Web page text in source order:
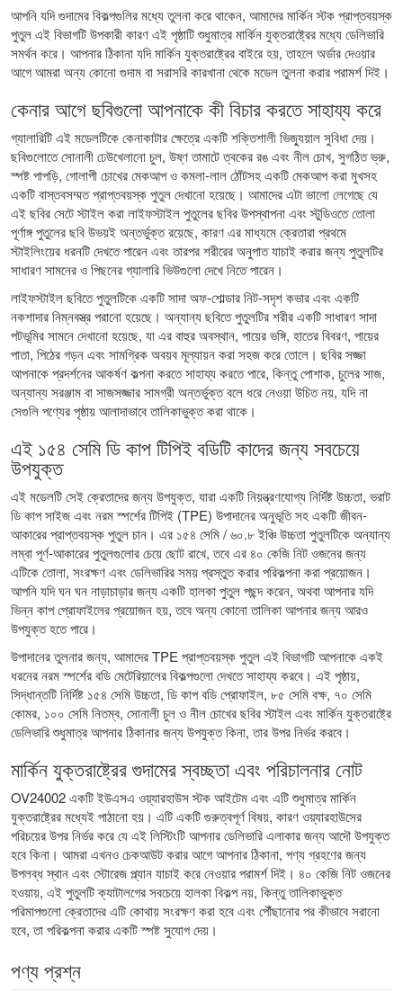
আপনি যদি গুদামের বিকল্পগুলির মধ্যে তুলনা করে থাকেন, আমাদেরমার্কিন স্টক প্রাপ্তবয়স্ক
পুতুলএই বিভাগটি উপকারী কারণ এই পৃষ্ঠাটি শুধুমাত্র মার্কিন যুক্তরাষ্ট্রের মধ্যে ডেলিভারি
সমর্থন করে। আপনার ঠিকানা যদি মার্কিন যুক্তরাষ্ট্রের বাইরে হয়, তাহলে অর্ডার দেওয়ার
আগে আমরা অন্য কোনো গুদাম বা সরাসরি কারখানা থেকে মডেল তুলনা করার পরামর্শ দিই।
কেনার আগে ছবিগুলো আপনাকে কী বিচার করতে সাহায্য করে
গ্যালারিটি এই মডেলটিকে কেনাকাটার ক্ষেত্রে একটি শক্তিশালী ভিজ্যুয়াল সুবিধা দেয়।
ছবিগুলোতে সোনালী ঢেউখেলানো চুল, উষ্ণ তামাটে ত্বকের রঙ এবং নীল চোখ, সুগঠিত ভ্রু,
স্পষ্ট পাপড়ি, গোলাপী চোখের মেকআপ ও কমলা-লাল ঠোঁটসহ একটি মেকআপ করা মুখসহ
একটি বাস্তবসম্মত প্রাপ্তবয়স্ক পুতুল দেখানো হয়েছে। আমাদের এটা ভালো লেগেছে যে
এই ছবির সেটে স্টাইল করা লাইফস্টাইল পুতুলের ছবির উপস্থাপনা এবং স্টুডিওতে তোলা
পূর্ণাঙ্গ পুতুলের ছবি উভয়ই অন্তর্ভুক্ত রয়েছে, কারণ এর মাধ্যমে ক্রেতারা প্রথমে
স্টাইলিংয়ের ধরনটি দেখতে পারেন এবং তারপর শরীরের অনুপাত যাচাই করার জন্য পুতুলটির
সাধারণ সামনের ও পিছনের গ্যালারি ভিউগুলো দেখে নিতে পারেন।
লাইফস্টাইল ছবিতে পুতুলটিকে একটি সাদা অফ-শোল্ডার নিট-সদৃশ কভার এবং একটি
নকশাদার নিম্নবস্ত্র পরানো হয়েছে। অন্যান্য ছবিতে পুতুলটির শরীর একটি সাধারণ সাদা
পটভূমির সামনে দেখানো হয়েছে, যা এর বাহুর অবস্থান, পায়ের ভঙ্গি, হাতের বিবরণ, পায়ের
পাতা, পিঠের গড়ন এবং সামগ্রিক অবয়ব মূল্যায়ন করা সহজ করে তোলে। ছবির সজ্জা
আপনাকে প্রদর্শনের আকর্ষণ কল্পনা করতে সাহায্য করতে পারে, কিন্তু পোশাক, চুলের সাজ,
অন্যান্য সরঞ্জাম বা সাজসজ্জার সামগ্রী অন্তর্ভুক্ত বলে ধরে নেওয়া উচিত নয়, যদি না
সেগুলি পণ্যের পৃষ্ঠায় আলাদাভাবে তালিকাভুক্ত করা থাকে।
এই ১৫৪ সেমি ডি কাপ টিপিই বডিটি কাদের জন্য সবচেয়ে
উপযুক্ত
এই মডেলটি সেই ক্রেতাদের জন্য উপযুক্ত, যারা একটি নিয়ন্ত্রণযোগ্য নির্দিষ্ট উচ্চতা, ভরাট
ডি কাপ সাইজ এবং নরম স্পর্শের টিপিই (TPE) উপাদানের অনুভূতি সহ একটি জীবন-
আকারের প্রাপ্তবয়স্ক পুতুল চান। এর ১৫৪ সেমি / ৬০.৮ ইঞ্চি উচ্চতা পুতুলটিকে অন্যান্য
লম্বা পূর্ণ-আকারের পুতুলগুলোর চেয়ে ছোট রাখে, তবে এর ৪০ কেজি নিট ওজনের জন্য
এটিকে তোলা, সংরক্ষণ এবং ডেলিভারির সময় প্রস্তুত করার পরিকল্পনা করা প্রয়োজন।
আপনি যদি ঘন ঘন নাড়াচাড়ার জন্য একটি হালকা পুতুল পছন্দ করেন, অথবা আপনার যদি
ভিন্ন কাপ প্রোফাইলের প্রয়োজন হয়, তবে অন্য কোনো তালিকা আপনার জন্য আরও
উপযুক্ত হতে পারে।
উপাদানের তুলনার জন্য, আমাদেরTPE প্রাপ্তবয়স্ক পুতুলএই বিভাগটি আপনাকে একই
ধরনের নরম স্পর্শের বডি মেটেরিয়ালের বিকল্পগুলো দেখতে সাহায্য করবে। এই পৃষ্ঠায়,
সিদ্ধান্তটি নির্দিষ্ট ১৫৪ সেমি উচ্চতা, ডি কাপ বডি প্রোফাইল, ৮৫ সেমি বক্ষ, ৭০ সেমি
কোমর, ১০০ সেমি নিতম্ব, সোনালী চুল ও নীল চোখের ছবির স্টাইল এবং মার্কিন যুক্তরাষ্ট্রে
ডেলিভারি শুধুমাত্র আপনার ঠিকানার জন্য উপযুক্ত কিনা, তার উপর নির্ভর করবে।
মার্কিন যুক্তরাষ্ট্রের গুদামের স্বচ্ছতা এবং পরিচালনার নোট
OV24002 একটি ইউএসএ ওয়্যারহাউস স্টক আইটেম এবং এটি শুধুমাত্র মার্কিন
যুক্তরাষ্ট্রের মধ্যেই পাঠানো হয়। এটি একটি গুরুত্বপূর্ণ বিষয়, কারণ ওয়্যারহাউসের
পরিচয়ের উপর নির্ভর করে যে এই লিস্টিংটি আপনার ডেলিভারি এলাকার জন্য আদৌ উপযুক্ত
হবে কিনা। আমরা এখনও চেকআউট করার আগে আপনার ঠিকানা, পণ্য গ্রহণের জন্য
উপলব্ধ স্থান এবং স্টোরেজ প্ল্যান যাচাই করে নেওয়ার পরামর্শ দিই। ৪০ কেজি নিট ওজনের
হওয়ায়, এই পুতুলটি ক্যাটালগের সবচেয়ে হালকা বিকল্প নয়, কিন্তু তালিকাভুক্ত
পরিমাপগুলো ক্রেতাদের এটি কোথায় সংরক্ষণ করা হবে এবং পৌঁছানোর পর কীভাবে সরানো
হবে, তা পরিকল্পনা করার একটি স্পষ্ট সুযোগ দেয়।
পণ্য প্রশ্ন